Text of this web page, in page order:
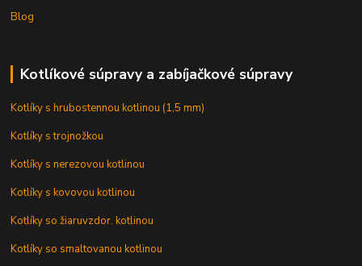
Blog
Kotlíkové súpravy a zabíjačkové súpravy
Kotlíky s hrubostennou kotlinou (1,5 mm)
Kotlíky s trojnožkou
Kotlíky s nerezovou kotlinou
Kotlíky s kovovou kotlinou
Kotlíky so žiaruvzdor. kotlinou
Kotlíky so smaltovanou kotlinou